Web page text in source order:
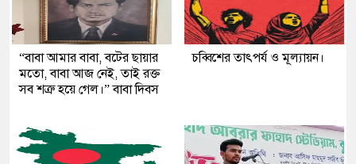
“বাবা আমার বাবা, বটের ছায়ার
মতো, বাবা আজ নেই, তাই রক্ত
সব শত্রু হয়ে গেল।” বাবা দিবস
চব্বিশের তাৎপর্য ও মূল্যায়ন।